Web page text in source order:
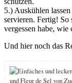
5.) Auskühlen
servieren. Fertig! So
vergessen habe, wie
Und hier noch das